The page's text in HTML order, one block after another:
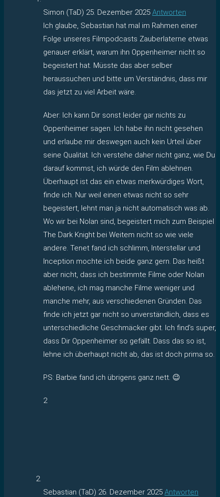
Simon (TaD) 25. Dezember 2025 Antworten
Ich glaube, Sebastian hat mal im Rahmen einer
Folge unseres Filmpodcasts Zauberlaterne etwas
genauer erklärt, warum ihn Oppenheimer nicht so
begeistert hat. Müsste das aber selber
heraussuchen und bitte um Verständnis, dass mir
das jetzt zu viel Arbeit wäre.
Aber: Ich kann Dir sonst leider gar nichts zu
Oppenheimer sagen. Ich habe ihn nicht gesehen
und erlaube mir deswegen auch kein Urteil über
seine Qualität. Ich verstehe daher nicht ganz, wie Du
darauf kommst, ich würde den Film ablehnen.
Überhaupt ist das ein etwas merkwürdiges Wort,
finde ich. Nur weil einen etwas nicht so sehr
begeistert, lehnt man ja nicht automatisch was ab.
Wo wir bei Nolan sind, begeistert mich zum Beispiel
The Dark Knight bei Weitem nicht so wie viele
andere. Tenet fand ich schlimm, Interstellar und
Inception mochte ich beide ganz gern. Das heißt
aber nicht, dass ich bestimmte Filme oder Nolan
ablehene, ich mag manche Filme weniger und
manche mehr, aus verschiedenen Gründen. Das
finde ich jetzt gar nicht so unverständlich, dass es
unterschiedliche Geschmäcker gibt. Ich find’s super,
dass Dir Oppenheimer so gefällt. Dass das so ist,
lehne ich überhaupt nicht ab, das ist doch prima so.
PS: Barbie fand ich übrigens ganz nett. 😉
2
Sebastian (TaD) 26. Dezember 2025 Antworten